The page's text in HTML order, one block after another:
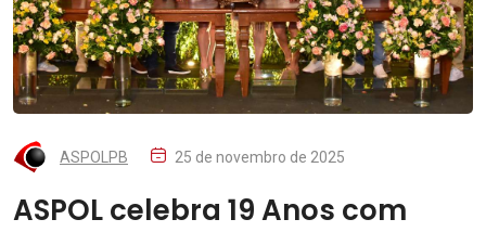
ASPOLPB 25 de novembro de 2025
ASPOL celebra 19 Anos com